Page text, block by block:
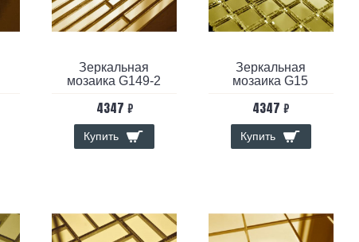
Зеркальная
мозаика G149-2
4347 ₽
Купить
Зеркальная
мозаика G15
4347 ₽
Купить